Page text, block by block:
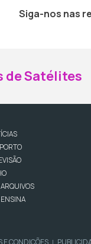
Siga-nos nas
de Satélites
E CONDIÇÕES |